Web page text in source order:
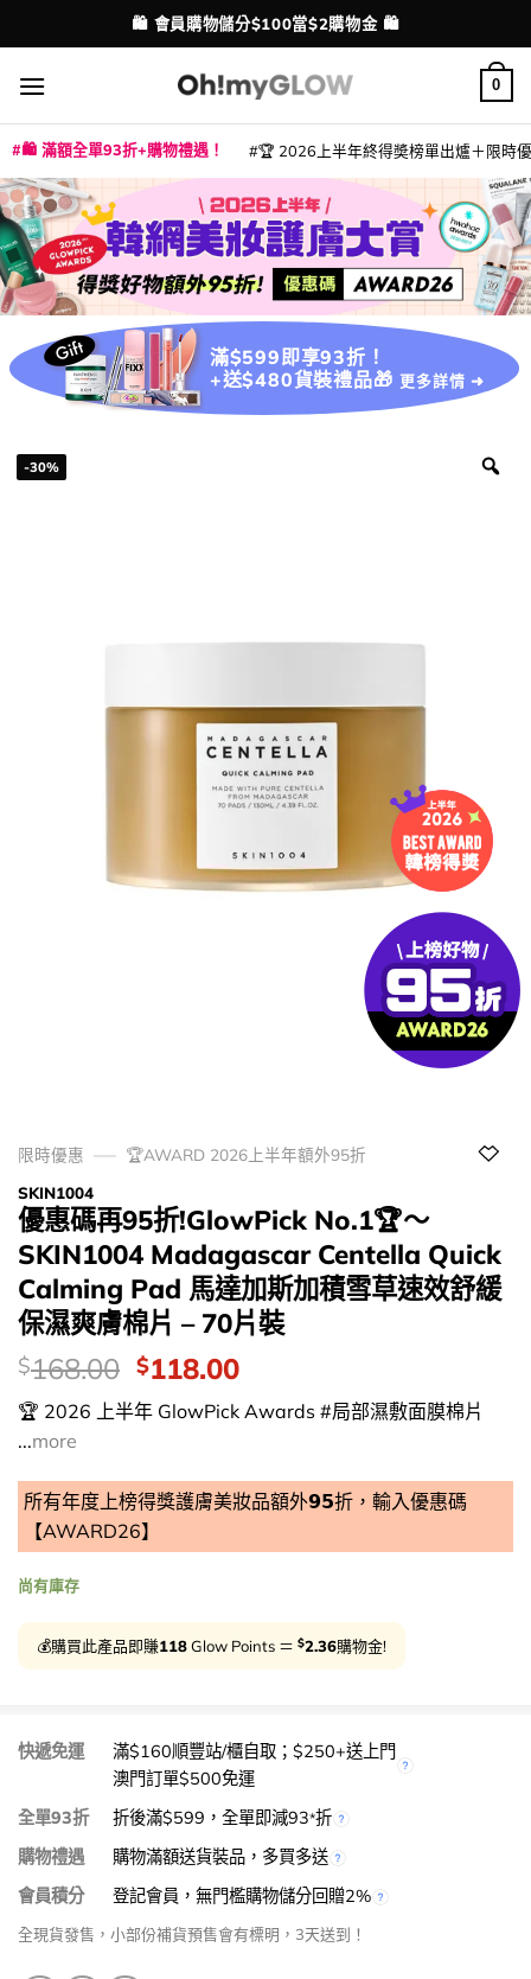
to
content
配送港澳
💳 支援消費券、FPS、八達通、PAYME、信用卡付款
0
🛍️ 滿額全單93折+購物禮遇！ 🏆 2026上半年終得奬榜單出爐＋限時
滿$599即享93折！
+送$480貨裝禮品🎁 更多詳情 ➜
-30%
限時優惠
🏆AWARD 2026上半年額外95折
SKIN1004
優惠碼再95折!GlowPick No.1🏆～
SKIN1004 Madagascar Centella Quick
Calming Pad 馬達加斯加積雪草速效舒緩
保濕爽膚棉片 – 70片裝
價
錢：
$168.00 Original
price
was:
$118.00Current
price
is:
🏆 2026 上半年 GlowPick Awards #局部濕敷面膜棉片
...more
所有年度上榜得獎護膚美妝品額外𝟵𝟱折，輸入優惠碼
【AWARD26】
尚有庫存
💰購買此產品即賺118Glow Points ＝ $2.36購物金!
快遞免運
滿$160順豐站/櫃自取；$250+送上門
澳門訂單$500免運
全單93折
折後滿$599，全單即減93*折
購物禮遇
購物滿額送貨裝品，多買多送
會員積分
登記會員，無門檻購物儲分回贈2%
全現貨發售，小部份補貨預售會有標明，3天送到！